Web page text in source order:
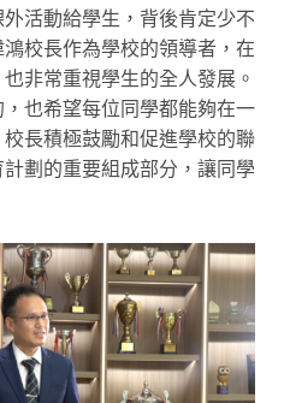
活動給學生，背後肯定少不
校長作為學校的領導者，在
非常重視學生的全人發展。
也希望每位同學都能夠在一
長積極鼓勵和促進學校的聯
劃的重要組成部分，讓同學